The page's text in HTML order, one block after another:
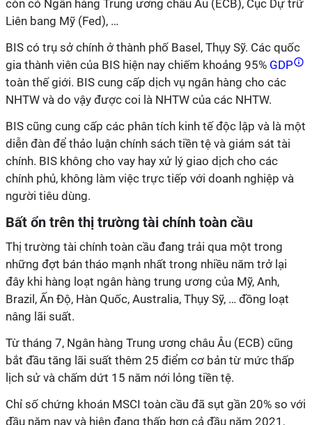
còn có Ngân hàng Trung ương châu Âu (ECB), Cục Dự trữ
Liên bang Mỹ (Fed), …
BIS có trụ sở chính ở thành phố Basel, Thụy Sỹ. Các quốc
gia thành viên của BIS hiện nay chiếm khoảng 95% GDP
toàn thế giới. BIS cung cấp dịch vụ ngân hàng cho các
NHTW và do vậy được coi là NHTW của các NHTW.
BIS cũng cung cấp các phân tích kinh tế độc lập và là một
diễn đàn để thảo luận chính sách tiền tệ và giám sát tài
chính. BIS không cho vay hay xử lý giao dịch cho các
chính phủ, không làm việc trực tiếp với doanh nghiệp và
người tiêu dùng.
Bất ổn trên thị trường tài chính toàn cầu
Thị trường tài chính toàn cầu đang trải qua một trong
những đợt bán tháo mạnh nhất trong nhiều năm trở lại
đây khi hàng loạt ngân hàng trung ương của Mỹ, Anh,
Brazil, Ấn Độ, Hàn Quốc, Australia, Thụy Sỹ, … đồng loạt
nâng lãi suất.
Từ tháng 7, Ngân hàng Trung ương châu Âu (ECB) cũng
bắt đầu tăng lãi suất thêm 25 điểm cơ bản từ mức thấp
lịch sử và chấm dứt 15 năm nới lỏng tiền tệ.
Chỉ số chứng khoán MSCI toàn cầu đã sụt gần 20% so với
đầu năm nay và hiện đang thấp hơn cả đầu năm 2021,